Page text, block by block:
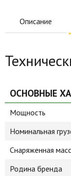
Описание
ОСНОВНЫЕ
Мощность
Номинальная
Снаряженная
Родина бренда